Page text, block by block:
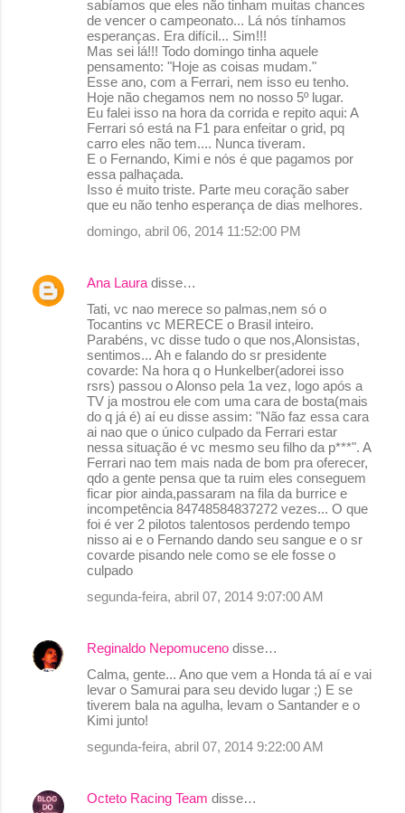
sabíamos que eles não tinham muitas chances
de vencer o campeonato... Lá nós tínhamos
esperanças. Era difícil... Sim!!!
Mas sei lá!!! Todo domingo tinha aquele
pensamento: "Hoje as coisas mudam."
Esse ano, com a Ferrari, nem isso eu tenho.
Hoje não chegamos nem no nosso 5º lugar.
Eu falei isso na hora da corrida e repito aqui: A
Ferrari só está na F1 para enfeitar o grid, pq
carro eles não tem.... Nunca tiveram.
E o Fernando, Kimi e nós é que pagamos por
essa palhaçada.
Isso é muito triste. Parte meu coração saber
que eu não tenho esperança de dias melhores.
domingo, abril 06, 2014 11:52:00 PM
Ana Laura disse…
Tati, vc nao merece so palmas,nem só o
Tocantins vc MERECE o Brasil inteiro.
Parabéns, vc disse tudo o que nos,Alonsistas,
sentimos... Ah e falando do sr presidente
covarde: Na hora q o Hunkelber(adorei isso
rsrs) passou o Alonso pela 1a vez, logo após a
TV ja mostrou ele com uma cara de bosta(mais
do q já é) aí eu disse assim: "Não faz essa cara
ai nao que o único culpado da Ferrari estar
nessa situação é vc mesmo seu filho da p***". A
Ferrari nao tem mais nada de bom pra oferecer,
qdo a gente pensa que ta ruim eles conseguem
ficar pior ainda,passaram na fila da burrice e
incompetência 84748584837272 vezes... O que
foi é ver 2 pilotos talentosos perdendo tempo
nisso ai e o Fernando dando seu sangue e o sr
covarde pisando nele como se ele fosse o
culpado
segunda-feira, abril 07, 2014 9:07:00 AM
Reginaldo Nepomuceno disse…
Calma, gente... Ano que vem a Honda tá aí e vai
levar o Samurai para seu devido lugar ;) E se
tiverem bala na agulha, levam o Santander e o
Kimi junto!
segunda-feira, abril 07, 2014 9:22:00 AM
Octeto Racing Team disse…